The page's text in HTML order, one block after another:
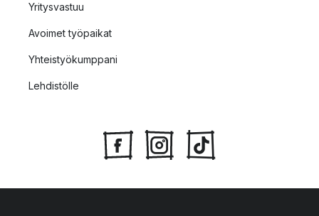
Yritysvastuu
Avoimet työpaikat
Yhteistyökumppani
Lehdistölle